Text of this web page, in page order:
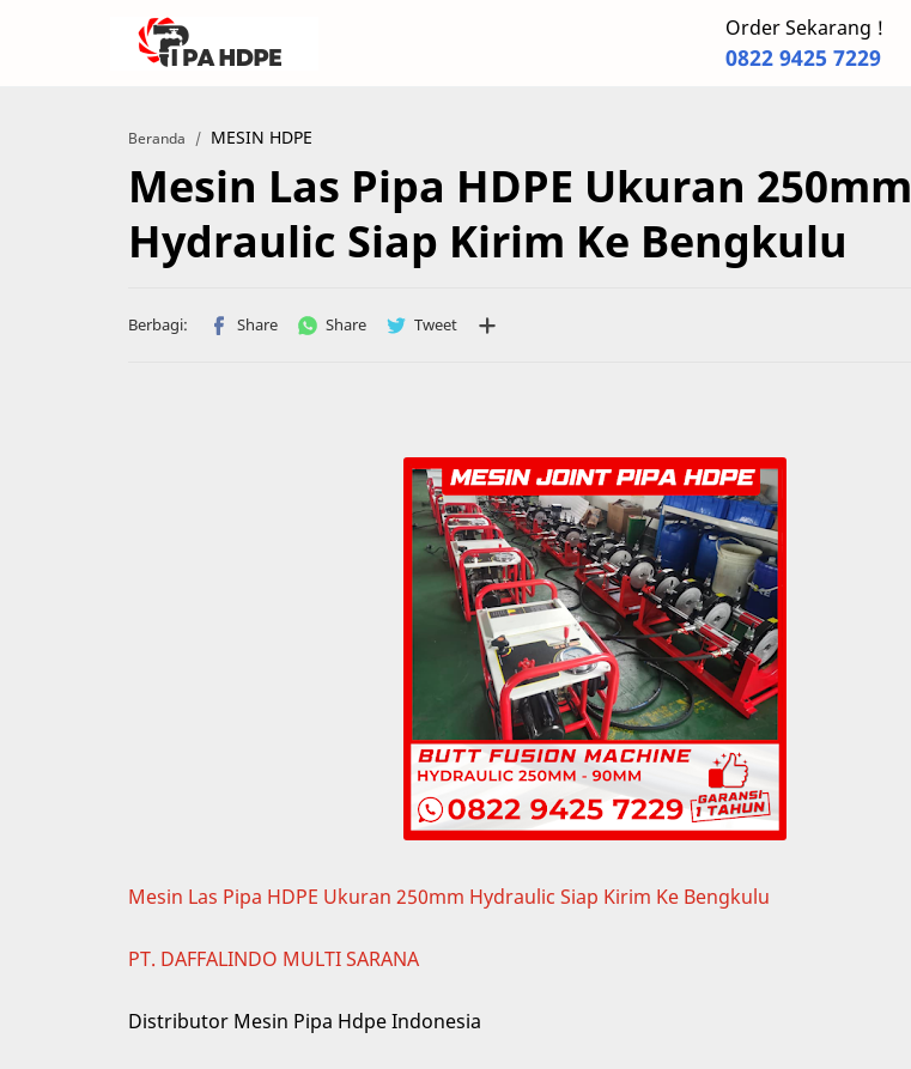
Order Sekarang !
0822 9425 7229
Beranda MESIN HDPE
Mesin Las Pipa HDPE Ukuran 250mm
Hydraulic Siap Kirim Ke Bengkulu
Mesin Las Pipa HDPE Ukuran 250mm Hydraulic Siap Kirim Ke Bengkulu
PT. DAFFALINDO MULTI SARANA
Distributor Mesin Pipa Hdpe Indonesia